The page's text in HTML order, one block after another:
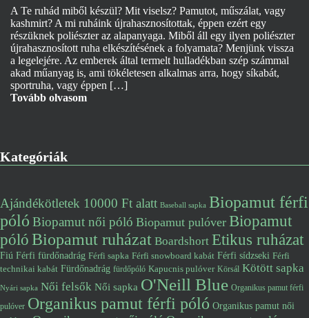
A Te ruhád miből készül? Mit viselsz? Pamutot, műszálat, vagy
kashmirt? A mi ruháink újrahasznosítottak, éppen ezért egy
részüknek poliészter az alapanyaga. Miből áll egy ilyen poliészter
újrahasznosított ruha elkészítésének a folyamata? Menjünk vissza
a legelejére. Az emberek által termelt hulladékban szép számmal
akad műanyag is, ami tökéletesen alkalmas arra, hogy síkabát,
sportruha, vagy éppen […]
Tovább olvasom
Kategóriák
Ajándékötletek 10000 Ft alatt Baseball sapka Biopamut férfi
póló Biopamut női póló Biopamut pulóver Biopamut
pólóBiopamut ruházat Boardshort Etikus ruházat
Fiú Férfi fürdőnadrág Férfi sapka Férfi snowboard kabát Férfi sídzseki Férfi
technikai kabát Fürdőnadrág fürdőpóló Kapucnis pulóver Körsál Kötött sapka
Nyári sapka Női felsők Női sapka O'Neill Blue Organikus pamut férfi
pulóver Organikus pamut férfi póló Organikus pamut női